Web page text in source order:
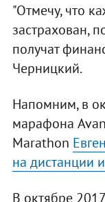
"Отмечу, что
застрахован,
получат
Черницкий.
Напомним, в
марафона
Marathon
на дистанции
В октябре